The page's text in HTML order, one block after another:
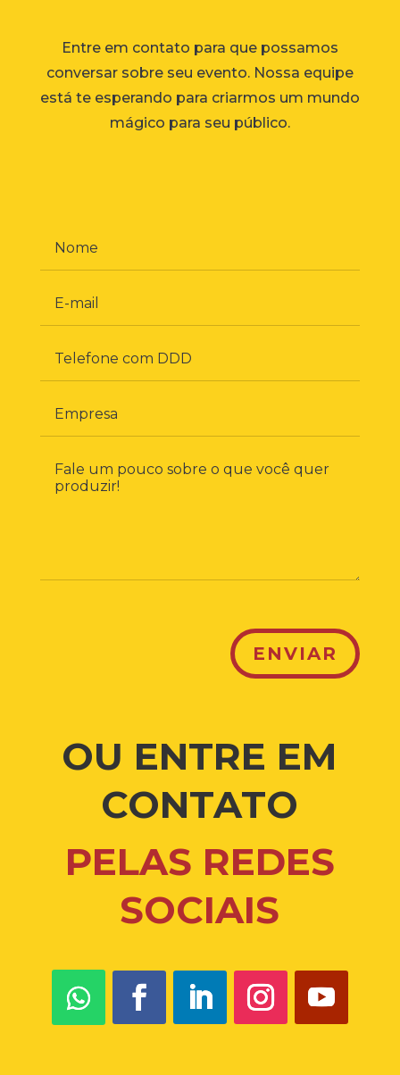
Entre em contato para que possamos
conversar sobre seu evento. Nossa equipe
está te esperando para criarmos um mundo
mágico para seu público.
ENVIAR
OU ENTRE EM
CONTATO
PELAS REDES
SOCIAIS